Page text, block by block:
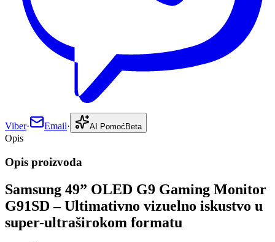
Viber· Email· AI Pomoć Beta
Opis
Opis proizvoda
Samsung 49” OLED G9 Gaming Monitor
G91SD – Ultimativno vizuelno iskustvo u
super-ultraširokom formatu